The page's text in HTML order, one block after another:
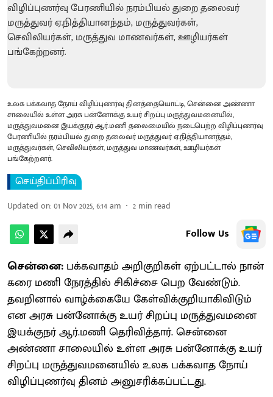
உலக பக்கவாத நோய் விழிப்புணர்வு தினத்தையொட்டி, சென்னை அண்ணா
சாலையில் உள்ள அரசு பன்னோக்கு உயர் சிறப்பு மருத்துவமனையில்,
மருத்துவமனை இயக்குநர் ஆர்.மணி தலைமையில் நடைபெற்ற விழிப்புணர்வு
பேரணியில் நரம்பியல் துறை தலைவர் மருத்துவர் ஏ.நித்தியானந்தம்,
மருத்துவர்கள், செவிலியர்கள், மருத்துவ மாணவர்கள், ஊழியர்கள்
பங்கேற்றனர்.
செய்திப்பிரிவு
Updated on:01 Nov 2025, 6:14 am 2 min read
Follow Us
சென்னை: பக்​க​வாதம் அறிகுறிகள் ஏற்​பட்​டால் நான்​
கரை மணி நேரத்​தில் சிகிச்சை பெற வேண்​டும்.
தவறி​னால் வாழ்க்​கையே கேள்விக்​குறி​யாகி​விடும்
என அரசு பன்​னோக்கு உயர் சிறப்பு மருத்​து​வ​மனை
இயக்​குநர் ஆர்​.மணி தெரி​வித்​தார். சென்னை
அண்ணா சாலை​யில் உள்ள அரசு பன்​னோக்கு உயர்
சிறப்பு மருத்​து​வ​மனை​யில் உலக பக்​க​வாத நோய்
விழிப்​புணர்வு தினம் அனுசரிக்​கப்​பட்​டது.